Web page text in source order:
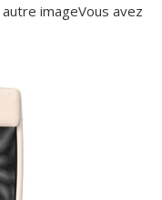
imageVous avez